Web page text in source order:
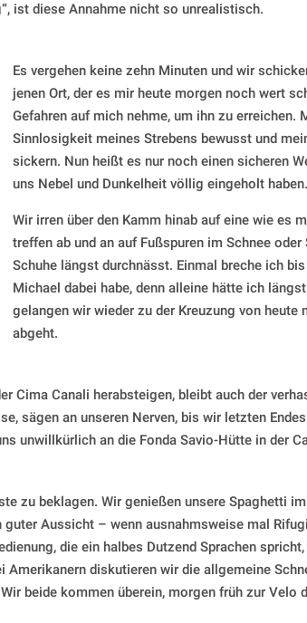
ist diese Annahme nicht so unrealistisch.
Es vergehen keine zehn Minuten und wir
jenen Ort, der es mir heute morgen noch wert
Gefahren auf mich nehme, um ihn zu
Sinnlosigkeit meines Strebens bewusst und
sickern. Nun heißt es nur noch einen sicheren
uns Nebel und Dunkelheit völlig eingeholt haben.
Wir irren über den Kamm hinab auf eine wie es
treffen ab und an auf Fußspuren im Schnee
Schuhe längst durchnässt. Einmal breche ich
Michael dabei habe, denn alleine hätte ich
gelangen wir wieder zu der Kreuzung von
abgeht.
Cima Canali herabsteigen, bleibt auch der
sägen an unseren Nerven, bis wir letzten
unwillkürlich an die Fonda Savio-Hütte in der
zu beklagen. Wir genießen unsere Spaghetti im
Aussicht – wenn ausnahmsweise mal
die ein halbes Dutzend Sprachen
diskutieren wir die allgemeine
beide kommen überein, morgen früh zur Velo